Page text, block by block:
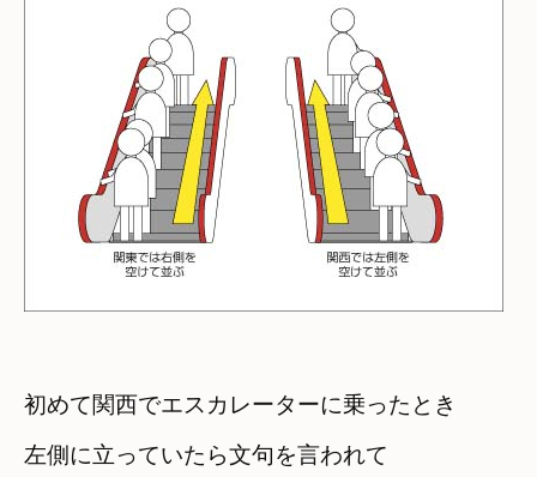
初めて関西でエスカレーターに乗ったとき
左側に立っていたら文句を言われて